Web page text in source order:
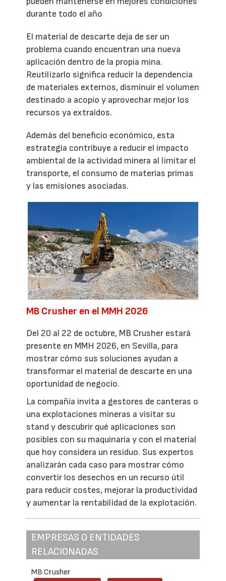
durante todo el año
El material de descarte deja de ser un
problema cuando encuentran una nueva
aplicación dentro de la propia mina.
Reutilizarlo significa reducir la dependencia
de materiales externos, disminuir el volumen
destinado a acopio y aprovechar mejor los
recursos ya extraídos.
Además del beneficio económico, esta
estrategia contribuye a reducir el impacto
ambiental de la actividad minera al limitar el
transporte, el consumo de materias primas
y las emisiones asociadas.
MB Crusher en el MMH 2026
Del 20 al 22 de octubre, MB Crusher estará
presente en MMH 2026, en Sevilla, para
mostrar cómo sus soluciones ayudan a
transformar el material de descarte en una
oportunidad de negocio.
La compañía invita a gestores de canteras o
una explotaciones mineras a visitar su
stand y descubrir qué aplicaciones son
posibles con su maquinaria y con el material
que hoy considera un residuo. Sus expertos
analizarán cada caso para mostrar cómo
convertir los desechos en un recurso útil
para reducir costes, mejorar la productividad
y aumentar la rentabilidad de la explotación.
EMPRESAS O ENTIDADES
RELACIONADAS
MB Crusher